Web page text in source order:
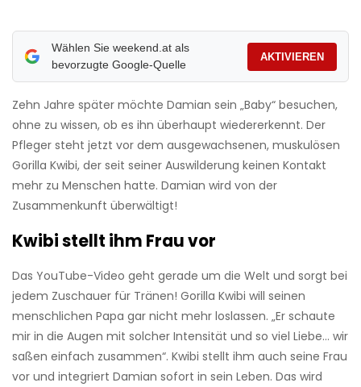
Wählen Sie weekend.at als
bevorzugte Google-Quelle
AKTIVIEREN
Zehn Jahre später möchte Damian sein „Baby“ besuchen,
ohne zu wissen, ob es ihn überhaupt wiedererkennt. Der
Pfleger steht jetzt vor dem ausgewachsenen, muskulösen
Gorilla Kwibi, der seit seiner Auswilderung keinen Kontakt
mehr zu Menschen hatte. Damian wird von der
Zusammenkunft überwältigt!
Kwibi stellt ihm Frau vor
Das YouTube-Video geht gerade um die Welt und sorgt bei
jedem Zuschauer für Tränen! Gorilla Kwibi will seinen
menschlichen Papa gar nicht mehr loslassen. „Er schaute
mir in die Augen mit solcher Intensität und so viel Liebe... wir
saßen einfach zusammen“. Kwibi stellt ihm auch seine Frau
vor und integriert Damian sofort in sein Leben. Das wird